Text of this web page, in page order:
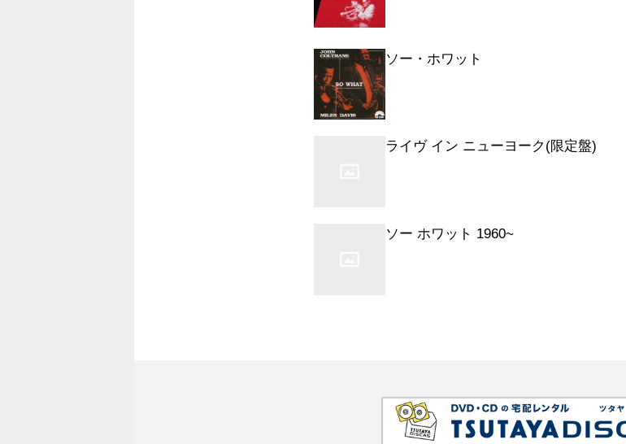
3.オレオ (1960年3月21日パリ@オランピア劇場
(セカンド)) (MONO)
4.ザ・テーマ (1960年3月21日パリ@オランピア
劇場(セカンド)) (MONO)
5.ノーマン・グランツによるイントロダクション
(1960年3月24日コペンハーゲン@チヴォリ・コ
ンサートホール) (MONO)
(1960年3月24日コペンハーゲン@チヴォリ・コ
1.ノーマン・グランツによるイントロダクション
ソー・ホワット
ライヴ イン ニューヨーク(限定盤)
ソー ホワット 1960~